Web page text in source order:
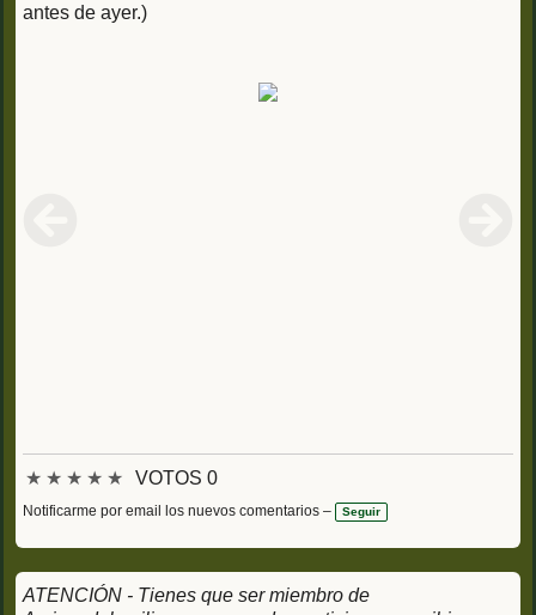
antes de ayer.)
★ ★ ★ ★ ★ VOTOS 0
Notificarme por email los nuevos comentarios – Seguir
ATENCIÓN - Tienes que ser miembro de